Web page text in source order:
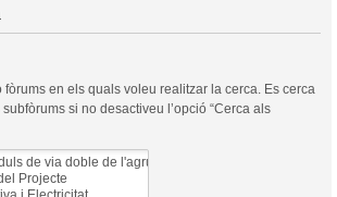
en els quals voleu realitzar la cerca. Es cerca
si no desactiveu l’opció “Cerca als